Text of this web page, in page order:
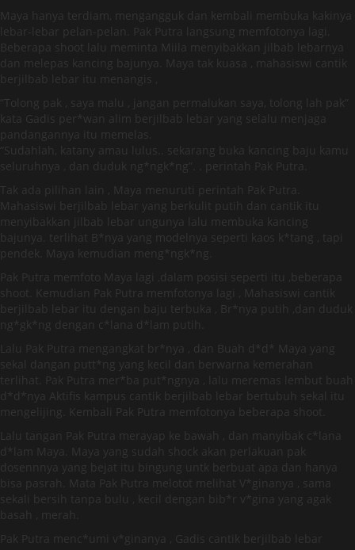
Maya hanya terdiam, mengangguk dan kembali membuka kakinya
lebar-lebar pelan-pelan. Pak Putra langsung memfotonya lagi.
Beberapa shoot lalu meminta Miila menyibakkan jilbab lebarnya
dan melepas kancing bajunya. Maya tak kuasa , mahasiswi cantik
berjilbab lebar itu menangis ,
“Tolong pak , saya malu , jangan permalukan saya, tolong lah pak”
kata Gadis per*wan alim berjilbab lebar yang selalu menjaga
pandangannya itu memelas.
“Sudahlah, katany amau lulus.. sekarang buka kancing baju kamu
seluruhnya , dan duduk ng*ngk*ng”. . perintah Pak Putra.
Tak ada pilihan lain , Maya menuruti perintah Pak Putra.
Mahasiswi berjilbab lebar yang berkulit putih dan cantik itu
menyibakkan jilbab lebar ungunya lalu membuka kancing
bajunya. terlihat B*nya yang modelnya seperti kaos k*tang , tapi
pendek. Maya kemudian meng*ngk*ng.
Pak Putra memfoto Maya lagi ,dalam posisi seperti itu ,beberapa
shoot. Kemudian Pak Putra memfotonya lagi , Mahasiswi cantik
berjilbab lebar itu dengan baju terbuka , Br*nya putih ,dan duduk
ng*gk*ng dengan c*lana d*lam putih.
Lalu Pak Putra mengangkat br*nya , dan Buah d*d* Maya yang
sekal dangan putt*ng yang kecil dan berwarna kemerahan
terlihat. Pak Putra mer*ba put*ngnya , lalu meremas lembut buah
d*d*nya Aktifis kampus cantik berjilbab lebar bertubuh sekal itu
mengelijing. Kembali Pak Putra memfotonya beberapa shoot.
Lalu tangan Pak Putra merayap ke bawah , dan manyibak c*lana
d*lam Maya. Maya yang sudah shock akan perlakuan pak
dosennnya yang bejat itu bingung untk berbuat apa dan hanya
bisa pasrah. Mata Pak Putra melotot melihat V*ginanya , sama
sekali bersih tanpa bulu , kecil dengan bib*r v*gina yang agak
basah , merah.
Pak Putra menc*umi v*ginanya , Gadis cantik berjilbab lebar